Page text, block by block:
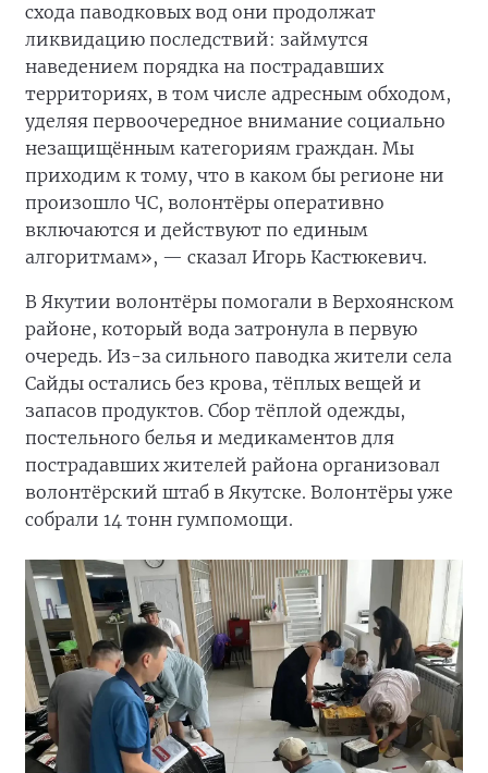
схода паводковых вод они продолжат
ликвидацию последствий: займутся
наведением порядка на пострадавших
территориях, в том числе адресным обходом,
уделяя первоочередное внимание социально
незащищённым категориям граждан. Мы
приходим к тому, что в каком бы регионе ни
произошло ЧС, волонтёры оперативно
включаются и действуют по единым
алгоритмам», — сказал Игорь Кастюкевич.
В Якутии волонтёры помогали в Верхоянском
районе, который вода затронула в первую
очередь. Из-за сильного паводка жители села
Сайды остались без крова, тёплых вещей и
запасов продуктов. Сбор тёплой одежды,
постельного белья и медикаментов для
пострадавших жителей района организовал
волонтёрский штаб в Якутске. Волонтёры уже
собрали 14 тонн гумпомощи.